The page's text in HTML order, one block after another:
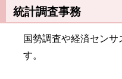
統計調査事務
国勢調査や経済センサ
す。